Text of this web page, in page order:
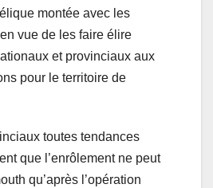
montée avec les
vue de les faire élire
et provinciaux aux
pour le territoire de
toutes tendances
que l’enrôlement ne peut
qu’après l’opération